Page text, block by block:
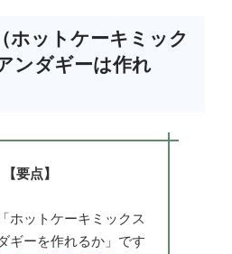
ホットケーキミック
ンダギーは作れ
【要点】
ホットケーキミックス
ギーを作れるか」です